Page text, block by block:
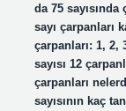
da 75
sayı çarpanları
çarpanları: 1, 2,
sayısı 12
çarpanları
sayısının kaç